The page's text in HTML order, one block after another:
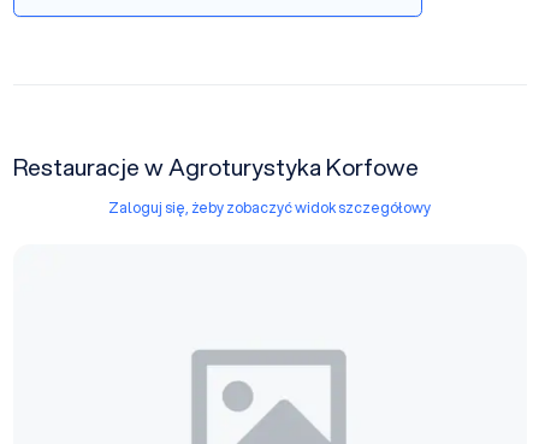
Restauracje w Agroturystyka Korfowe
Zaloguj się, żeby zobaczyć widok szczegółowy